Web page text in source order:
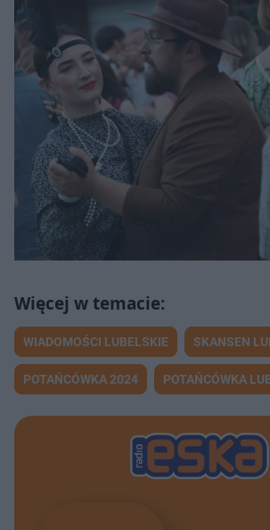
WIADOMOŚCI LUBELSKIE SKANSEN
POTAŃCÓWKA 2024 POTAŃCÓWKA